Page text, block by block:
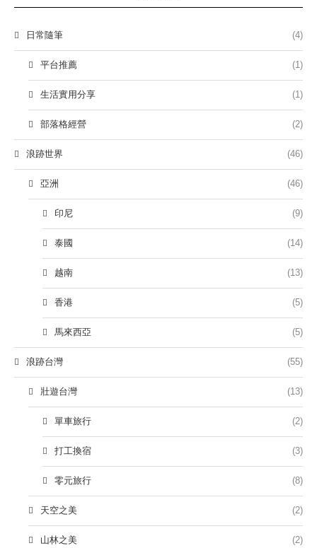
日常隨筆 (4)
平台推薦 (1)
生活實用分享 (1)
部落格經營 (2)
浪跡世界 (46)
亞洲 (46)
印尼 (9)
泰國 (14)
越南 (13)
香港 (5)
馬來西亞 (5)
浪跡台灣 (55)
壯遊台灣 (13)
單車旅行 (2)
打工換宿 (3)
零元旅行 (8)
天空之美 (2)
山林之美 (2)